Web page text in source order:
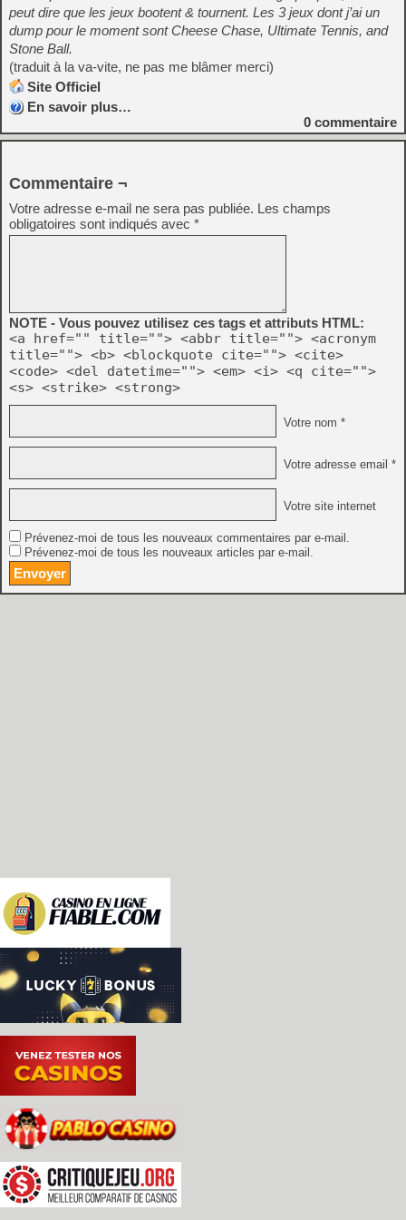
peut dire que les jeux bootent & tournent. Les 3 jeux dont j’ai un
dump pour le moment sont Cheese Chase, Ultimate Tennis, and
Stone Ball.
(traduit à la va-vite, ne pas me blâmer merci)
Site Officiel
En savoir plus…
0 commentaire
Commentaire ¬
Votre adresse e-mail ne sera pas publiée. Les champs
obligatoires sont indiqués avec *
NOTE - Vous pouvez utilisez ces tags et attributs HTML:
<a href="" title=""> <abbr title=""> <acronym
title=""> <b> <blockquote cite=""> <cite>
<code> <del datetime=""> <em> <i> <q cite="">
<s> <strike> <strong>
Votre nom *
Votre adresse email *
Votre site internet
Prévenez-moi de tous les nouveaux commentaires par e-mail.
Prévenez-moi de tous les nouveaux articles par e-mail.